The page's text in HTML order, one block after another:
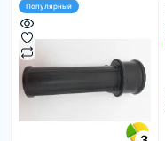
Популярный